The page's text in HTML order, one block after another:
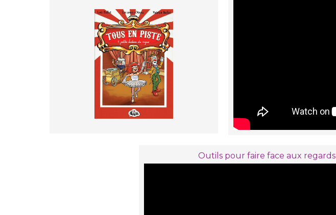
Outils pour faire face aux regards